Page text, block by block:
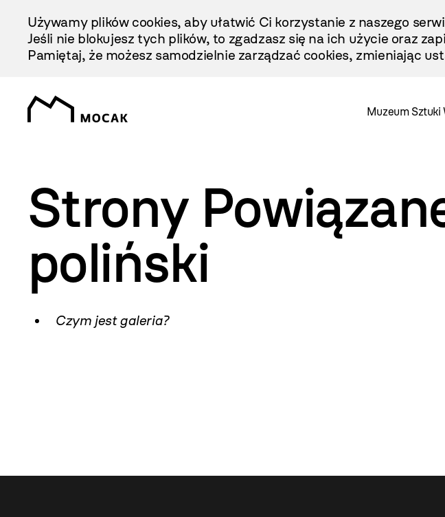
Treści
Używamy plików cookies, aby ułatwić Ci korzystanie z naszego
Jeśli nie blokujesz tych plików, to zgadzasz się na ich użycie oraz
Pamiętaj, że możesz samodzielnie zarządzać cookies, zmieniając
Muzeum Sztuki
Strony
poliński
Czym jest galeria?